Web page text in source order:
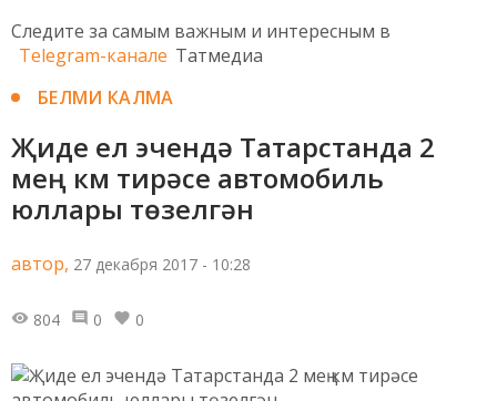
Следите за самым важным и интересным в
Telegram-канале Татмедиа
БЕЛМИ КАЛМА
Җиде ел эчендә Татарстанда 2
мең км тирәсе автомобиль
юллары төзелгән
автор, 27 декабря 2017 - 10:28
804 0 0